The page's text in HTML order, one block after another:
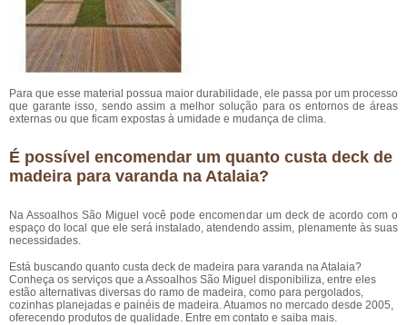
Para que esse material possua maior durabilidade, ele passa por um processo
que garante isso, sendo assim a melhor solução para os entornos de áreas
externas ou que ficam expostas à umidade e mudança de clima.
É possível encomendar um quanto custa deck de
madeira para varanda na Atalaia?
Na Assoalhos São Miguel você pode encomendar um deck de acordo com o
espaço do local que ele será instalado, atendendo assim, plenamente às suas
necessidades.
Está buscando quanto custa deck de madeira para varanda na Atalaia?
Conheça os serviços que a Assoalhos São Miguel disponibiliza, entre eles
estão alternativas diversas do ramo de madeira, como para pergolados,
cozinhas planejadas e painéis de madeira. Atuamos no mercado desde 2005,
oferecendo produtos de qualidade. Entre em contato e saiba mais.